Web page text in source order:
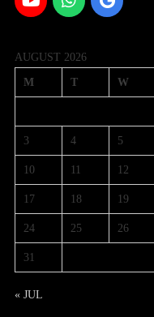
AUGUST 2026
M T W
3 4 5
10 11 12
17 18 19
24 25 26
31
« JUL